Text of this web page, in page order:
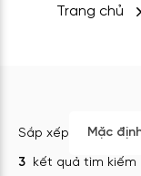
Trang chủ
Sắp xếp Mặc
3 kết quả tìm kiếm